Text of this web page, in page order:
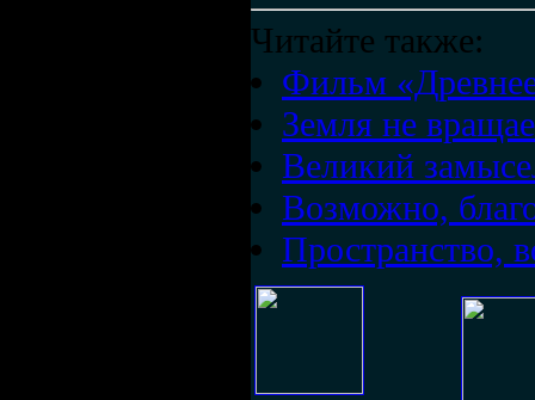
Читайте также:
Фильм
Земля не
Великий
Возможно,
Пространство,